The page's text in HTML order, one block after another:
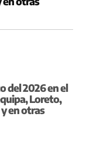
del 2026 en el
Loreto,
en otras